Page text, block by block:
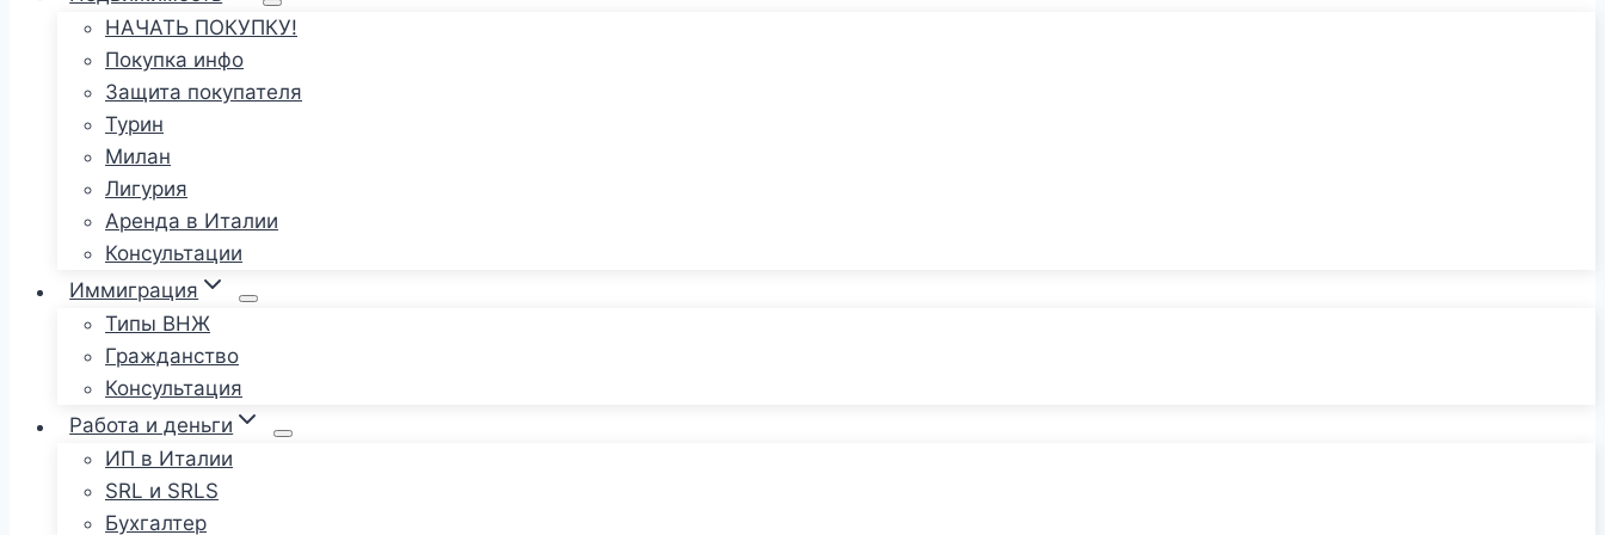
НАЧАТЬ ПОКУПКУ!
Покупка инфо
Защита покупателя
Турин
Милан
Лигурия
Аренда в Италии
Консультации
Иммиграция
Типы ВНЖ
Гражданство
Консультация
Работа и деньги
ИП в Италии
SRL и SRLS
Бухгалтер